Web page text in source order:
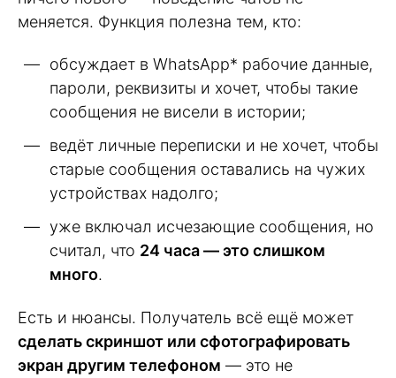
меняется. Функция полезна тем, кто:
обсуждает в WhatsApp* рабочие данные,
пароли, реквизиты и хочет, чтобы такие
сообщения не висели в истории;
ведёт личные переписки и не хочет, чтобы
старые сообщения оставались на чужих
устройствах надолго;
уже включал исчезающие сообщения, но
считал, что 24 часа — это слишком
много.
Есть и нюансы. Получатель всё ещё может
сделать скриншот или сфотографировать
экран другим телефоном — это не